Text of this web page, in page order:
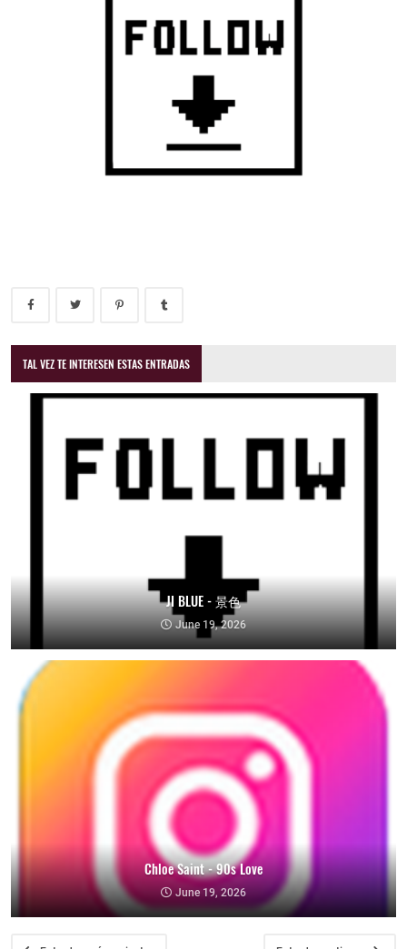
TAL VEZ TE INTERESEN ESTAS ENTRADAS
JI BLUE - 景色
June 19, 2026
Chloe Saint - 90s Love
June 19, 2026